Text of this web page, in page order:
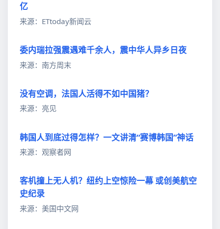
亿
来源：ETtoday新闻云
委内瑞拉强震遇难千余人，震中华人异乡日夜
来源：南方周末
没有空调，法国人活得不如中国猪？
来源：亮见
韩国人到底过得怎样？一文讲清“赛博韩国”神话
来源：观察者网
客机撞上无人机？纽约上空惊险一幕 或创美航空
史纪录
来源：美国中文网